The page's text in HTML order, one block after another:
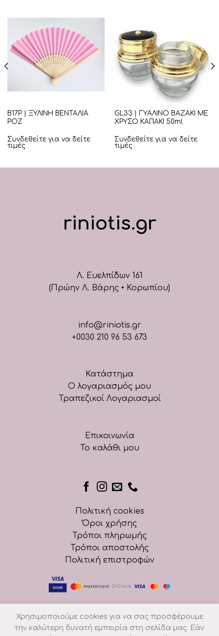
Β17Ρ | ΞΥΛΙΝΗ ΒΕΝΤΑΛΙΑ
ΡΟΖ
Συνδεθείτε για να δείτε
τιμές
GL33 | ΓΥΑΛΙΝΟ ΒΑΖΑΚΙ ΜΕ
ΧΡΥΣΟ ΚΑΠΑΚΙ 50ml
Συνδεθείτε για να δείτε
τιμές
riniotis.gr
Λ. Ευελπίδων 161
(Πρώην Λ. Βάρης • Κορωπίου)
info@riniotis.gr
+0030 210 96 53 673
Κατάστημα
Ο λογαριασμός μου
Τραπεζικοί Λογαριασμοί
Επικοινωνία
Το καλάθι μου
Πολιτική cookies
Όροι χρήσης
Τρόποι πληρωμής
Τρόποι αποστολής
Πολιτική επιστροφών
Χρησιμοποιούμε cookies για να σας προσφέρουμε
την καλύτερη δυνατή εμπειρία στη σελίδα μας. Εάν